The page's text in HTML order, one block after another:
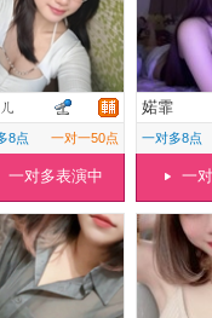
8点 一对一50点
一对多表演中
婼霏
一对多8点
一